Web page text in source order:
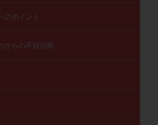
のポイント
らの不妊治療